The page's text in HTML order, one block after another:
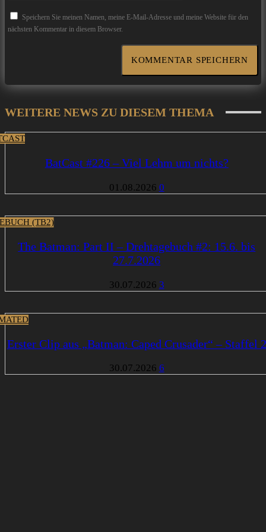
Speichern Sie meinen Namen, meine E-Mail-Adresse und meine Website für den
nächsten Kommentar in diesem Browser.
WEITERE NEWS ZU DIESEM THEMA
BatCast #226 – Viel Lehm um nichts?
01.08.2026 0
(TB2)
The Batman: Part II – Drehtagebuch #2: 15.6. bis
27.7.2026
30.07.2026 3
Erster Clip aus „Batman: Caped Crusader“ – Staffel 2
30.07.2026 6